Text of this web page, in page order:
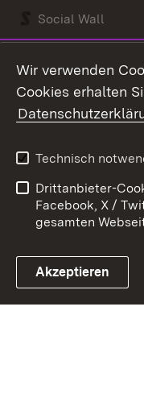
Social Wall
Link zum Landesportal
Kontakt
Impressum
Wir verwenden
Cookies erhalten
Technisch
Drittanbieter-
Facebook, X /
gesamten
Akzeptieren